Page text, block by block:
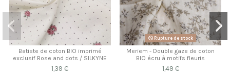
Batiste de coton BIO imprimé
exclusif Rose and dots / SILKYNE
1,39 €
Rupture de stock
Meriem - Double gaze de coton
BIO écru à motifs fleuris
1,49 €